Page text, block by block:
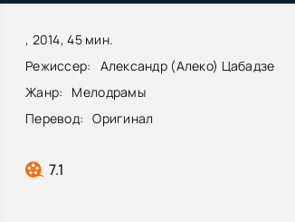
, 2014, 45 мин.
Режиссер:
Александр (Алеко) Цабадзе
Жанр:
Мелодрамы
Перевод: Оригинал
7.1